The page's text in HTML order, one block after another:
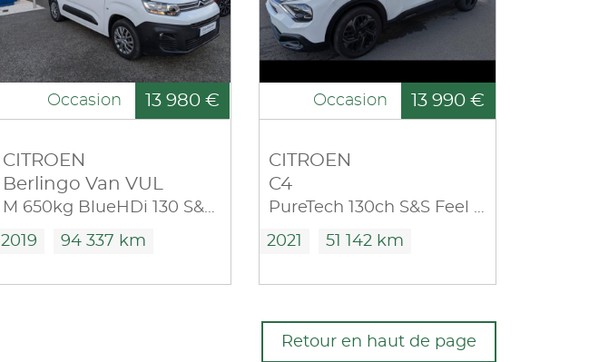
Occasion 13 980 €
CITROEN
Berlingo Van VUL
M 650kg BlueHDi 130 S&S Driver EAT8
2019 94 337 km
Occasion 13 990 €
CITROEN
C4
PureTech 130ch S&S Feel Pack EAT8
2021 51 142 km
Retour en haut de page